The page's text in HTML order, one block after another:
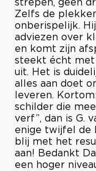
Zelfs de
onberispelijk.
adviezen over
en komt zijn
steekt écht met
uit. Het is
alles aan doet
leveren.
schilder die
verf”, dan is G.
enige twijfel de
blij met het
aan! Bedankt
een hoger